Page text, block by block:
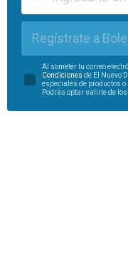
Regístrate a
Al someter tu correo
Condiciones de El Nuevo
especiales de productos o
Podrás optar salirte de